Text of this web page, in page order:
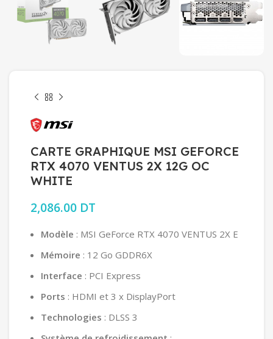
CARTE GRAPHIQUE MSI GEFORCE
RTX 4070 VENTUS 2X 12G OC
WHITE
2,086.00 DT
Modèle : MSI GeForce RTX 4070 VENTUS 2X E
Mémoire : 12 Go GDDR6X
Interface : PCI Express
Ports : HDMI et 3 x DisplayPort
Technologies : DLSS 3